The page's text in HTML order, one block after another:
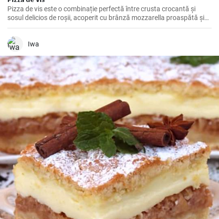
Pizza de vis este o combinație perfectă între crusta crocantă și
sosul delicios de roșii, acoperit cu brânză mozzarella proaspătă și
ingrediente savuroase.
Iwa